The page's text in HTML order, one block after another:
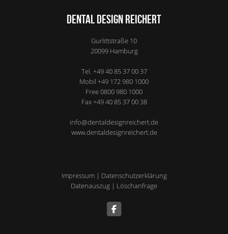
Dental Design Reichert
Gurlittstraße 10
20099 Hamburg
Tel. +49 40 85 37 00 37
Mobil +49 172 980 1000
Free0800 980 1000
Fax+49 40 85 37 00 38
info@dentaldesignreichert.de
www.dentaldesignreichert.de
Impressum| Datenschutzerklärung
Datenauszug | Löschanfrage